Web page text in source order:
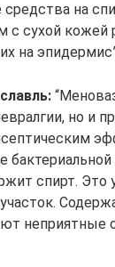
на
сухой кожей
на
но и
спирт. Это
неприятные